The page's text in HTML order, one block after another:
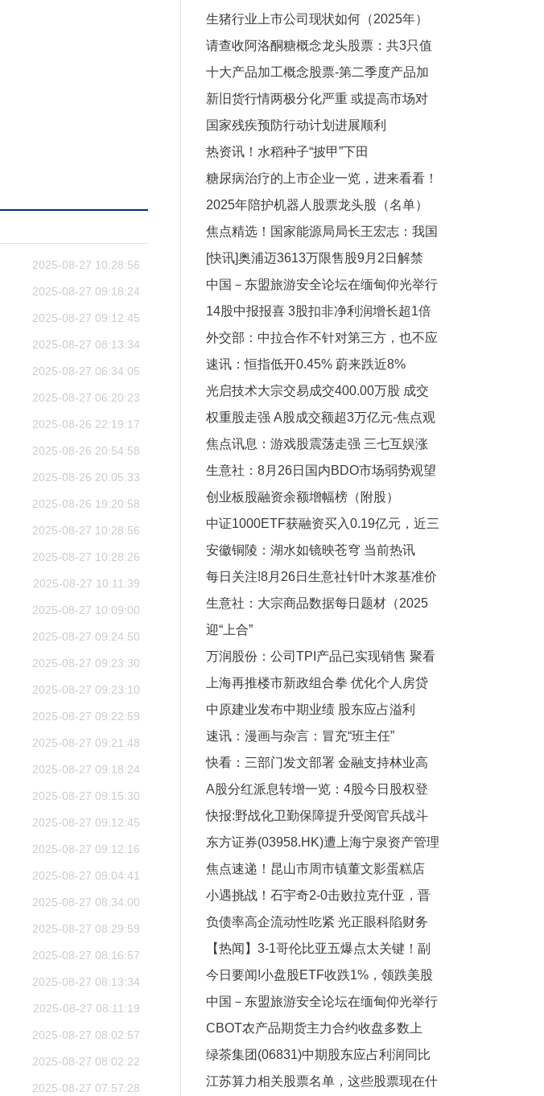
2025-08-27 10:28:56
2025-08-27 09:18:24
2025-08-27 09:12:45
2025-08-27 08:13:34
2025-08-27 06:34:05
2025-08-27 06:20:23
2025-08-26 22:19:17
2025-08-26 20:54:58
2025-08-26 20:05:33
2025-08-26 19:20:58
2025-08-27 10:28:56
2025-08-27 10:28:26
2025-08-27 10:11:39
2025-08-27 10:09:00
2025-08-27 09:24:50
2025-08-27 09:23:30
2025-08-27 09:23:10
2025-08-27 09:22:59
2025-08-27 09:21:48
2025-08-27 09:18:24
2025-08-27 09:15:30
2025-08-27 09:12:45
2025-08-27 09:12:16
2025-08-27 09:04:41
2025-08-27 08:34:00
2025-08-27 08:29:59
2025-08-27 08:16:57
2025-08-27 08:13:34
2025-08-27 08:11:19
2025-08-27 08:02:57
2025-08-27 08:02:22
2025-08-27 07:57:28
守护，没有“访客记录”功能
生猪行业上市公司现状如何（2025年）
快资讯
请查收阿洛酮糖概念龙头股票：共3只值
得珍藏（2025/8/26） 焦点日报
十大产品加工概念股票-第二季度产品加
工毛利率榜单|今日精选
新旧货行情两极分化严重 或提高市场对
新季富士价格预期
国家残疾预防行动计划进展顺利
热资讯！水稻种子“披甲”下田
糖尿病治疗的上市企业一览，进来看看！
（2025/8/26） 热门
2025年陪护机器人股票龙头股（名单）
（2025/8/26）
焦点精选！国家能源局局长王宏志：我国
能源供应保障能力与韧性已经达到较高水
平
[快讯]奥浦迈3613万限售股9月2日解禁
中国－东盟旅游安全论坛在缅甸仰光举行
14股中报报喜 3股扣非净利润增长超1倍
外交部：中拉合作不针对第三方，也不应
受到第三方干扰
速讯：恒指低开0.45% 蔚来跌近8%
光启技术大宗交易成交400.00万股 成交
额2.07亿元|焦点关注
权重股走强 A股成交额超3万亿元-焦点观
察
焦点讯息：游戏股震荡走强 三七互娱涨
停
生意社：8月26日国内BDO市场弱势观望
创业板股融资余额增幅榜（附股）
中证1000ETF获融资买入0.19亿元，近三
日累计买入0.51亿元 热文
安徽铜陵：湖水如镜映苍穹 当前热讯
每日关注!8月26日生意社针叶木浆基准价
为5816.67元/吨
生意社：大宗商品数据每日题材（2025
年8月26日）​_当前关注
迎“上合”
万润股份：公司TPI产品已实现销售 聚看
点
上海再推楼市新政组合拳 优化个人房贷
利率机制-聚看点
中原建业发布中期业绩 股东应占溢利
3583.6万元同比减少20.24%_每日视点
速讯：漫画与杂言：冒充“班主任”
快看：三部门发文部署 金融支持林业高
质量发展
A股分红派息转增一览：4股今日股权登
记
快报:野战化卫勤保障提升受阅官兵战斗
力
东方证券(03958.HK)遭上海宁泉资产管理
有限公司减持32万股
焦点速递！昆山市周市镇董文影蛋糕店
（个体工商户）成立 注册资本15万人民
币
小遇挑战！石宇奇2-0击败拉克什亚，晋
级羽毛球世锦赛男单第二轮
负债率高企流动性吃紧 光正眼科陷财务
难题
【热闻】3-1哥伦比亚五爆点太关键！副
攻回暖，唐欣奇兵，2将攻守兼备！
今日要闻!小盘股ETF收跌1%，领跌美股
大类资产类ETF
中国－东盟旅游安全论坛在缅甸仰光举行
CBOT农产品期货主力合约收盘多数上
涨，大豆期货跌1.02%
绿茶集团(06831)中期股东应占利润同比
增长33.96% 不派中期股息
江苏算力相关股票名单，这些股票现在什